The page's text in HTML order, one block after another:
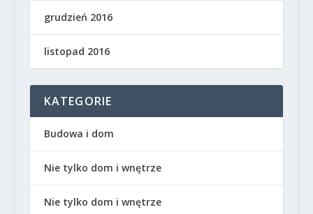
grudzień 2016
listopad 2016
KATEGORIE
Budowa i dom
Nie tylko dom i wnętrze
Nie tylko dom i wnętrze